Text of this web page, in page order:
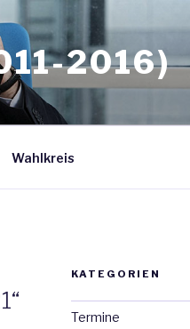
2016)
Wahlkreis
KATEGORIEN
Termine